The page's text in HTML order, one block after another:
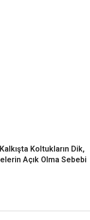
Koltukların Dik,
Açık Olma Sebebi